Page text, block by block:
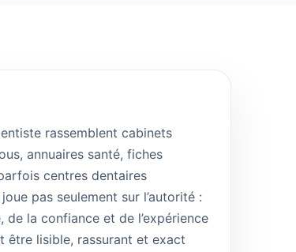
rassemblent cabinets
annuaires santé, fiches
centres dentaires
pas seulement sur l’autorité :
la confiance et de l’expérience
être lisible, rassurant et exact